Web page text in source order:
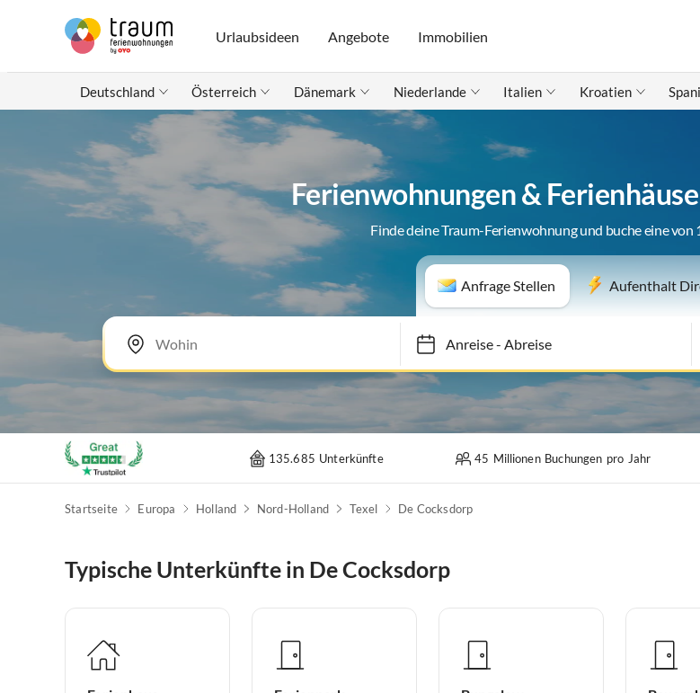
Urlaubsideen Angebote Immobilien
Deutschland Österreich Dänemark Niederlande Italien Kroatien
Ferienwohnungen &
Finde deine Traum-Ferienwohnung und buche eine
Anfrage Stellen Aufenthalt
Anreise-Abreise
135.685 Unterkünfte 45 Millionen Buchungen pro Jahr
Startseite Europa Holland Nord-Holland Texel De Cocksdorp
Typische Unterkünfte in De Cocksdorp